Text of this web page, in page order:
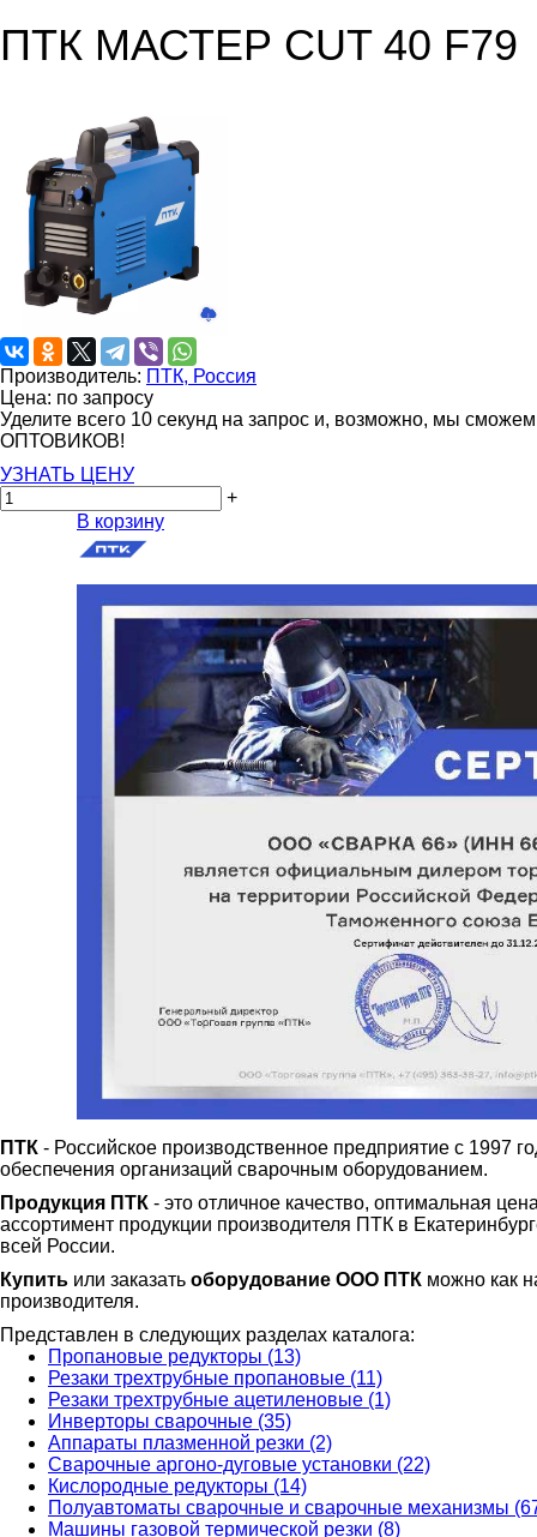
ПТК МАСТЕР CUT 40 F79
Производитель: ПТК, Россия
Цена: по запросу
Уделите всего 10 секунд на запрос и, возможно, мы
ОПТОВИКОВ!
УЗНАТЬ ЦЕНУ
+
В корзину
ПТК - Российское производственное предприятие с 1997
обеспечения организаций сварочным оборудованием.
Продукция ПТК - это отличное качество, оптимальная
ассортимент продукции производителя ПТК в
всей России.
Купить или заказать оборудование ООО ПТК можно как
производителя.
Представлен в следующих разделах каталога:
Пропановые редукторы (13)
Резаки трехтрубные пропановые (11)
Резаки трехтрубные ацетиленовые (1)
Инверторы сварочные (35)
Аппараты плазменной резки (2)
Сварочные аргоно-дуговые установки (22)
Кислородные редукторы (14)
Полуавтоматы сварочные и сварочные механизмы
Машины газовой термической резки (8)